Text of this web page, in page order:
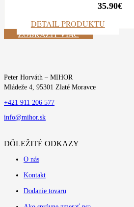
35.90€
DETAIL PRODUKTU
ZOBRAZIŤ VIAC
Peter Horváth – MIHOR
Mládeže 4, 95301 Zlaté Moravce
+421 911 206 577
info@mihor.sk
DÔLEŽITÉ ODKAZY
O nás
Kontakt
Dodanie tovaru